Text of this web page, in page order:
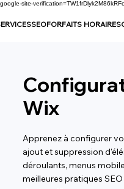
google-site-
SEOFORFAITS HORAIRES
Wix
Apprenez à configurer
ajout et suppression
déroulants, menus
meilleures pratiques